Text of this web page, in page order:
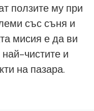
ползите му при
със съня и
мисия е да ви
чистите и
на пазара.